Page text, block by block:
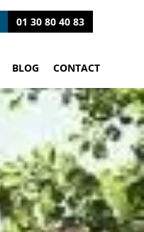
01 30 80 40 83
BLOG CONTACT